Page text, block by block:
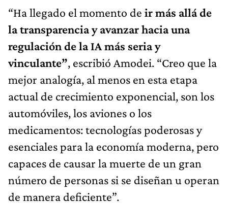
“Ha llegado el momento de ir más allá de
la transparencia y avanzar hacia una
regulación de la IA más seria y
vinculante”, escribió Amodei. “Creo que la
mejor analogía, al menos en esta etapa
actual de crecimiento exponencial, son los
automóviles, los aviones o los
medicamentos: tecnologías poderosas y
esenciales para la economía moderna, pero
capaces de causar la muerte de un gran
número de personas si se diseñan u operan
de manera deficiente”.